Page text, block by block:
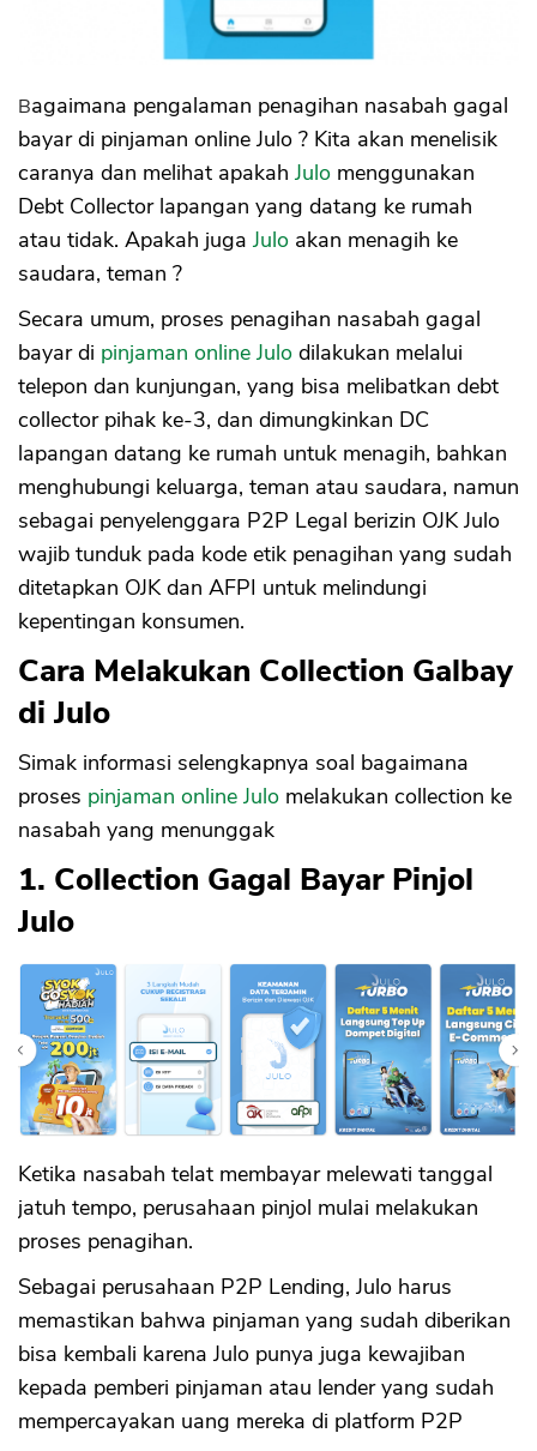
Bagaimana pengalaman penagihan nasabah gagal
bayar di pinjaman online Julo ? Kita akan menelisik
caranya dan melihat apakah Julo menggunakan
Debt Collector lapangan yang datang ke rumah
atau tidak. Apakah juga Julo akan menagih ke
saudara, teman ?
Secara umum, proses penagihan nasabah gagal
bayar di pinjaman online Julo dilakukan melalui
telepon dan kunjungan, yang bisa melibatkan debt
collector pihak ke-3, dan dimungkinkan DC
lapangan datang ke rumah untuk menagih, bahkan
menghubungi keluarga, teman atau saudara, namun
sebagai penyelenggara P2P Legal berizin OJK Julo
wajib tunduk pada kode etik penagihan yang sudah
ditetapkan OJK dan AFPI untuk melindungi
kepentingan konsumen.
Cara Melakukan Collection Galbay
di Julo
Simak informasi selengkapnya soal bagaimana
proses pinjaman online Julo melakukan collection ke
nasabah yang menunggak
1. Collection Gagal Bayar Pinjol
Julo
Ketika nasabah telat membayar melewati tanggal
jatuh tempo, perusahaan pinjol mulai melakukan
proses penagihan.
Sebagai perusahaan P2P Lending, Julo harus
memastikan bahwa pinjaman yang sudah diberikan
bisa kembali karena Julo punya juga kewajiban
kepada pemberi pinjaman atau lender yang sudah
mempercayakan uang mereka di platform P2P